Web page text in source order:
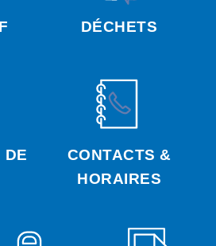
DÉCHETS
DE
CONTACTS &
HORAIRES